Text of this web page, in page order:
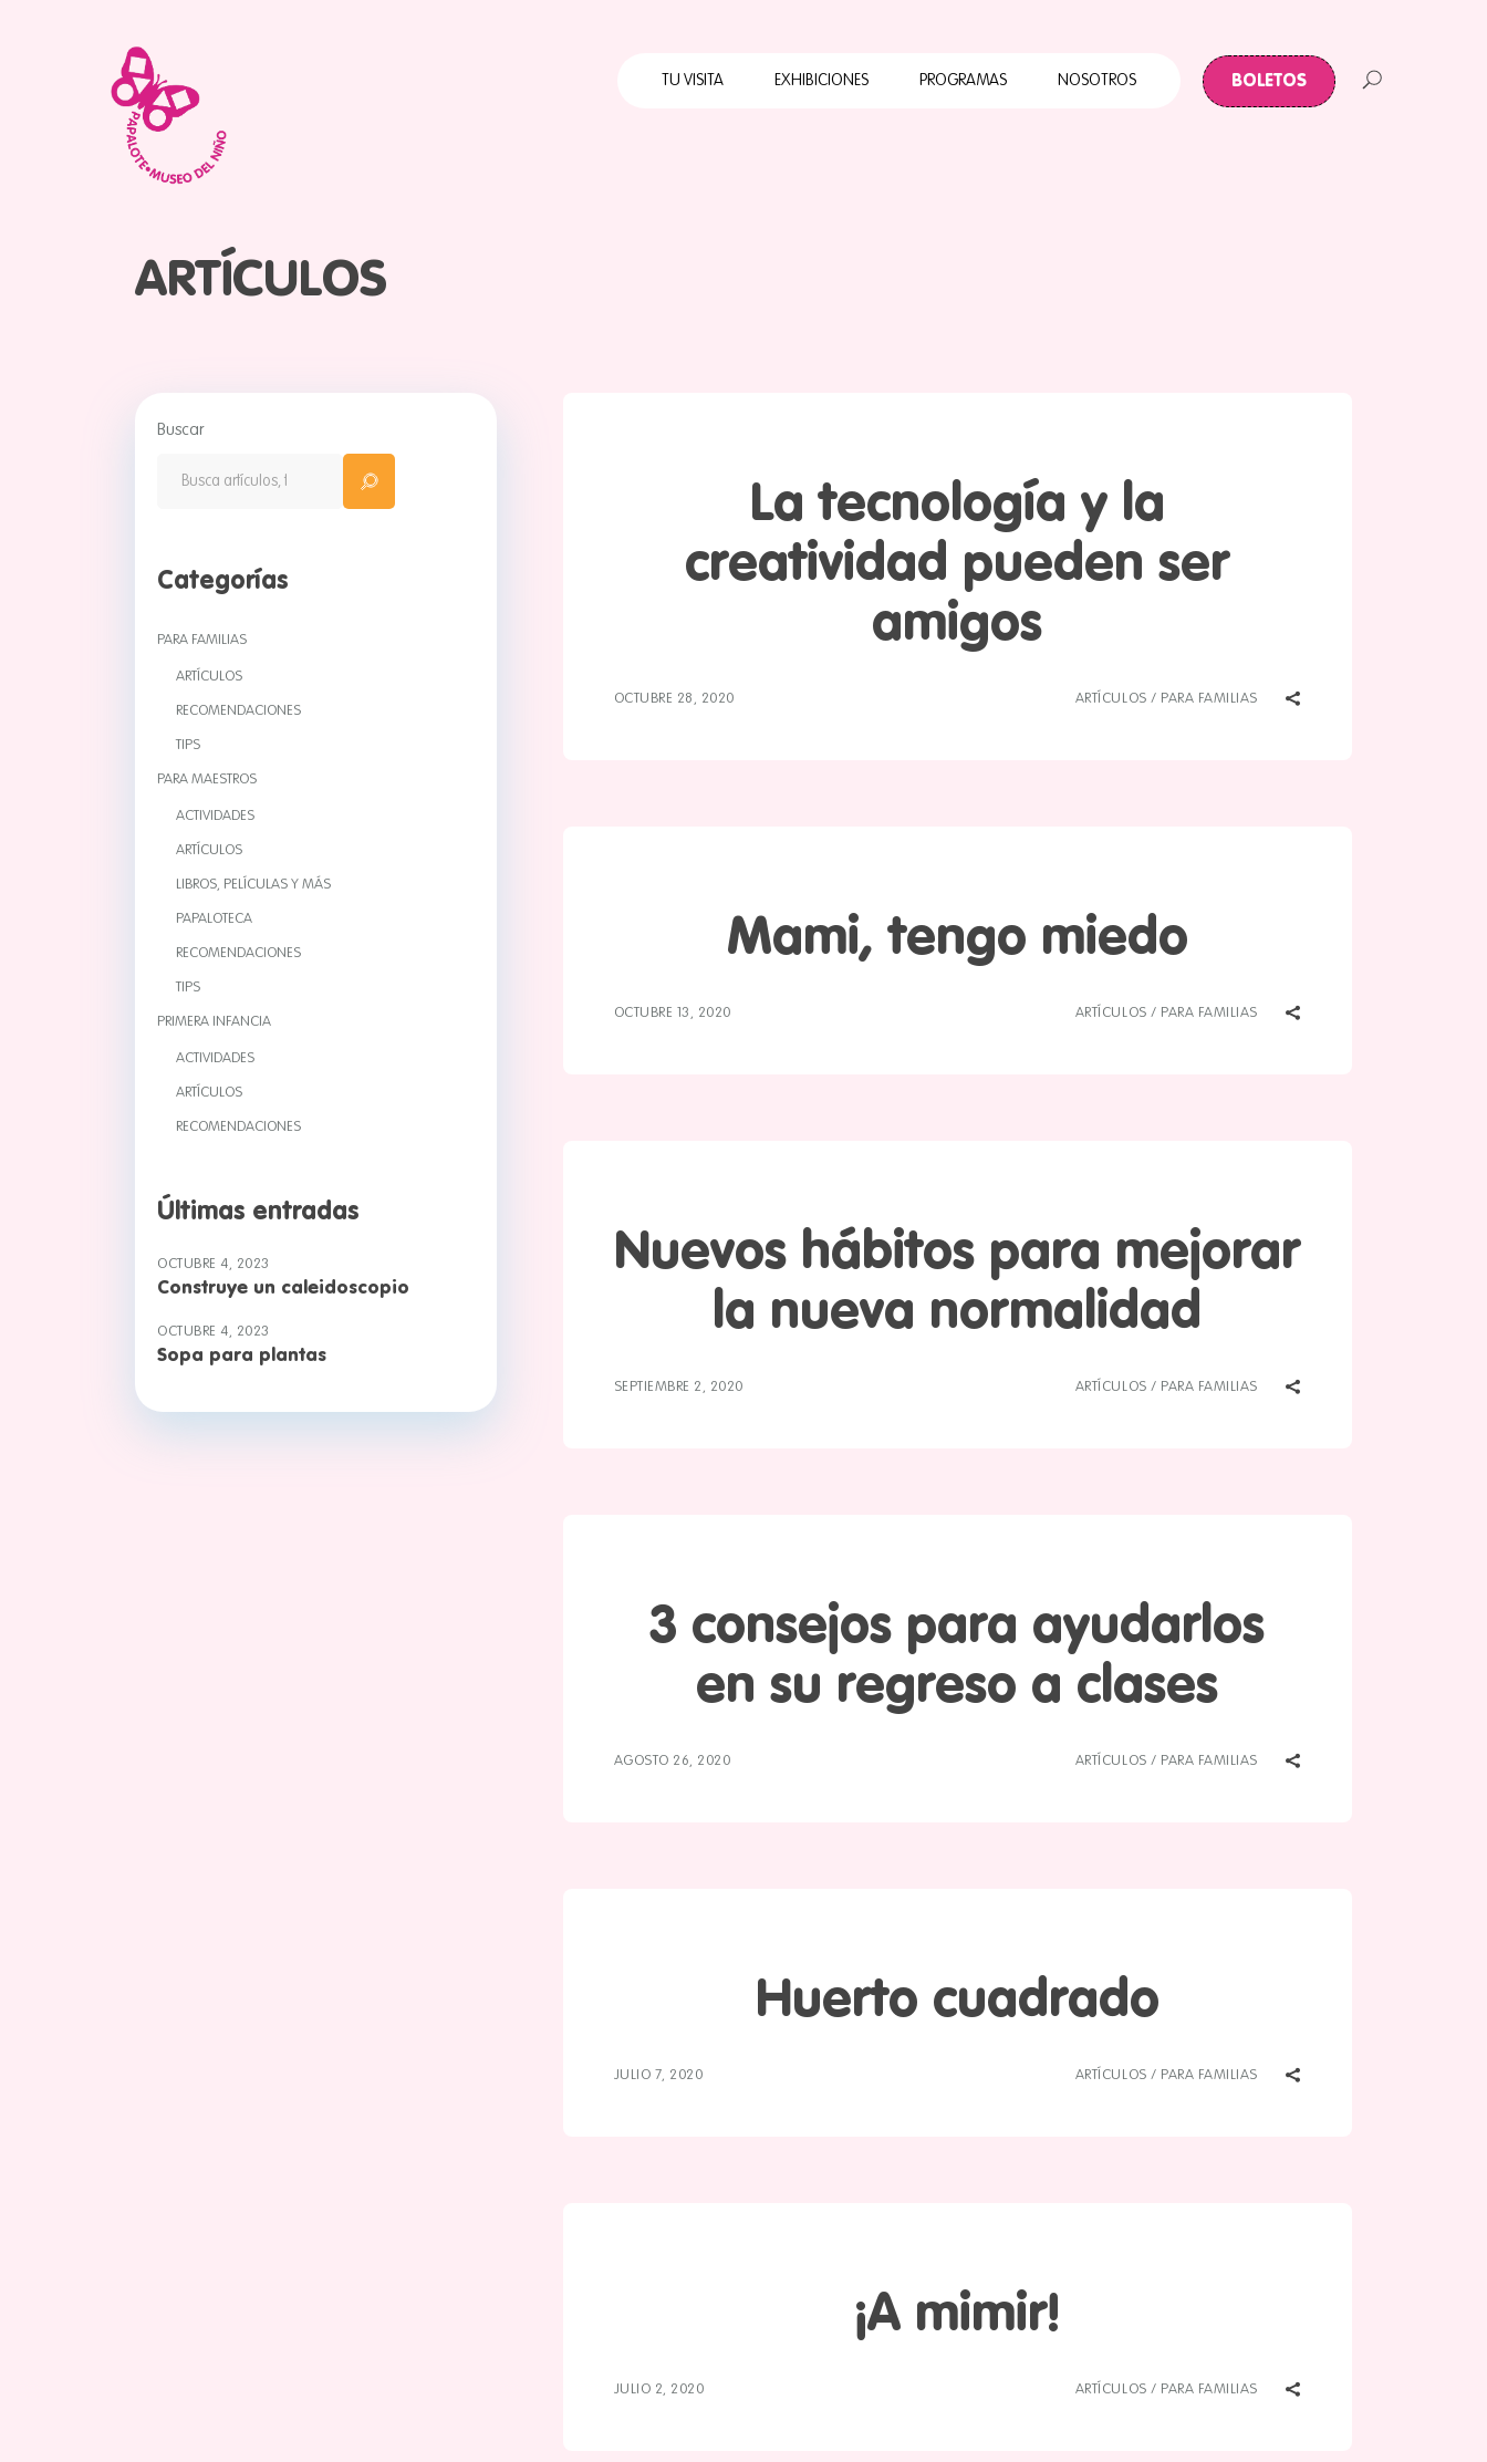
TU VISITA EXHIBICIONES PROGRAMAS NOSOTROS BOLETOS
Qué hacer
Papalote para todos
ARTÍCULOS
La tecnología y la
creatividad pueden ser
amigos
OCTUBRE 28, 2020 ARTÍCULOS / PARA FAMILIAS
Mami, tengo miedo
OCTUBRE 13, 2020 ARTÍCULOS / PARA FAMILIAS
Nuevos hábitos para mejorar
la nueva normalidad
SEPTIEMBRE 2, 2020 ARTÍCULOS / PARA FAMILIAS
3 consejos para ayudarlos
en su regreso a clases
AGOSTO 26, 2020 ARTÍCULOS / PARA FAMILIAS
Huerto cuadrado
JULIO 7, 2020 ARTÍCULOS / PARA FAMILIAS
¡A mimir!
JULIO 2, 2020 ARTÍCULOS / PARA FAMILIAS
Buscar
Categorías
PARA FAMILIAS
ARTÍCULOS
RECOMENDACIONES
TIPS
PARA MAESTROS
ACTIVIDADES
ARTÍCULOS
LIBROS, PELÍCULAS Y MÁS
PAPALOTECA
RECOMENDACIONES
TIPS
PRIMERA INFANCIA
ACTIVIDADES
ARTÍCULOS
RECOMENDACIONES
Últimas entradas
OCTUBRE 4, 2023
Construye un caleidoscopio
OCTUBRE 4, 2023
Sopa para plantas